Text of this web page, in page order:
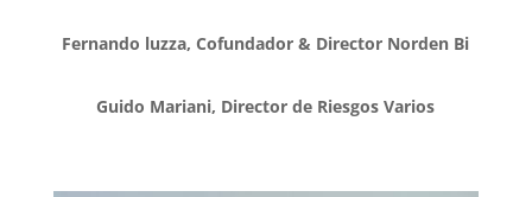
Fernando luzza, Cofundador & Director Norden Bi
Guido Mariani, Director de Riesgos Varios